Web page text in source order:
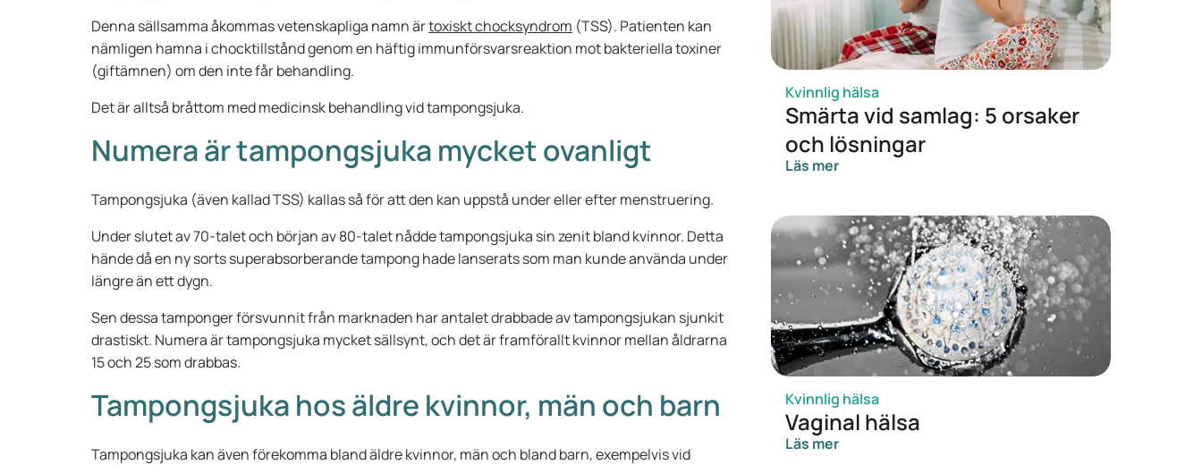
Denna sällsamma åkommas vetenskapliga namn ärtoxiskt chocksyndrom (TSS). Patienten kan
nämligen hamna i chocktillstånd genom en häftig immunförsvarsreaktion mot bakteriella toxiner
(giftämnen) om den inte får behandling.
Det är alltså bråttom med medicinsk behandling vid tampongsjuka.
Numera är tampongsjuka mycket ovanligt
Tampongsjuka (även kallad TSS) kallas så för att den kan uppstå under eller efter menstruering.
Under slutet av 70-talet och början av 80-talet nådde tampongsjuka sin zenit bland kvinnor. Detta
hände då en ny sorts superabsorberande tampong hade lanserats som man kunde använda under
längre än ett dygn.
Sen dessa tamponger försvunnit från marknaden har antalet drabbade av tampongsjukan sjunkit
drastiskt. Numera är tampongsjuka mycket sällsynt, och det är framförallt kvinnor mellan åldrarna
15 och 25 som drabbas.
Tampongsjuka hos äldre kvinnor, män och barn
Tampongsjuka kan även förekomma bland äldre kvinnor, män och bland barn, exempelvis vid
Kvinnlig hälsa
Smärta vid samlag: 5 orsaker
och lösningar
Läs mer
Kvinnlig hälsa
Vaginal hälsa
Läs mer